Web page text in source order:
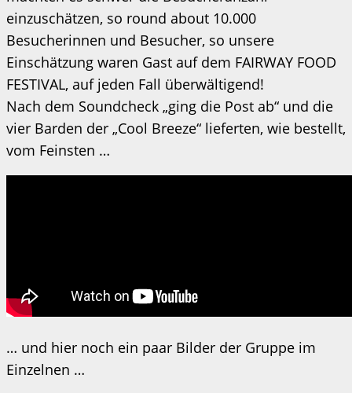
einzuschätzen, so round about 10.000
Besucherinnen und Besucher, so unsere
Einschätzung waren Gast auf dem FAIRWAY FOOD
FESTIVAL, auf jeden Fall überwältigend!
Nach dem Soundcheck „ging die Post ab“ und die
vier Barden der „Cool Breeze“ lieferten, wie bestellt,
vom Feinsten …
… und hier noch ein paar Bilder der Gruppe im
Einzelnen …